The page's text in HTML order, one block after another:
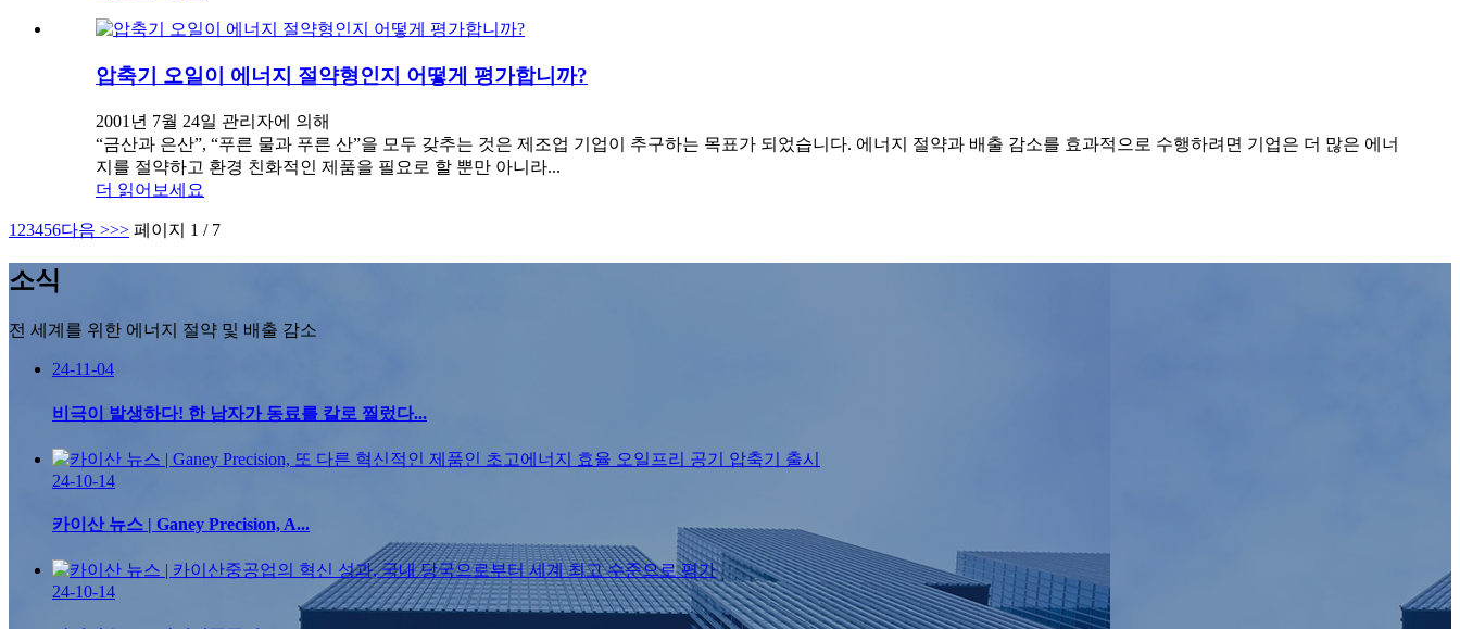
압축기 오일이 에너지 절약형인지 어떻게 평가합니까?
2001년 7월 24일 관리자에 의해
“금산과 은산”, “푸른 물과 푸른 산”을 모두 갖추는 것은 제조업 기업이 추구하는 목표가 되었습니다. 에너지 절약과 배출 감소를 효과적으로 수행하려면 기업은 더 많은 에너
지를 절약하고 환경 친화적인 제품을 필요로 할 뿐만 아니라...
더 읽어보세요
1 23456다음 >>> 페이지 1 / 7
소식
전 세계를 위한 에너지 절약 및 배출 감소
24-11-04
비극이 발생하다! 한 남자가 동료를 칼로 찔렀다...
24-10-14
카이산 뉴스 | Ganey Precision, A...
24-10-14